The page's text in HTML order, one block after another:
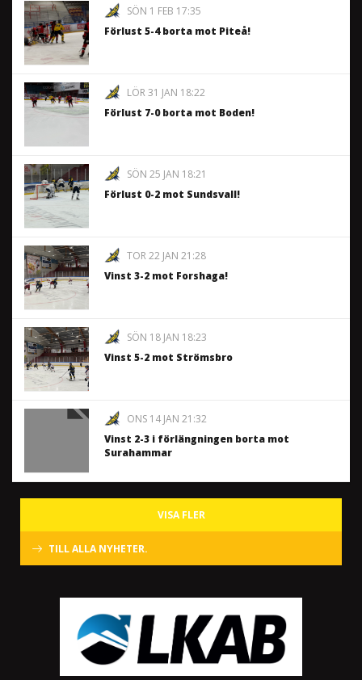
SÖN 1 FEB 17:35
Förlust 5-4 borta mot Piteå!
LÖR 31 JAN 18:22
Förlust 7-0 borta mot Boden!
SÖN 25 JAN 18:21
Förlust 0-2 mot Sundsvall!
TOR 22 JAN 21:28
Vinst 3-2 mot Forshaga!
SÖN 18 JAN 18:23
Vinst 5-2 mot Strömsbro
ONS 14 JAN 21:32
Vinst 2-3 i förlängningen borta mot
Surahammar
VISA FLER
TILL ALLA NYHETER.